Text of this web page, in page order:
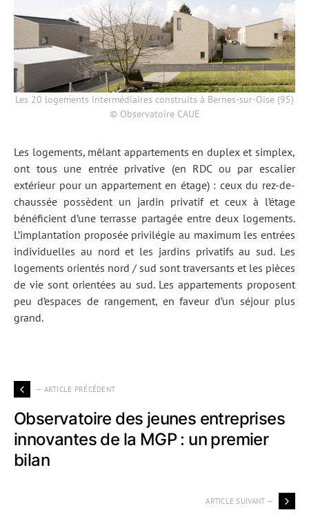
Les 20 logements intermédiaires construits à Bernes-sur-Oise (95)
© Observatoire CAUE
Les logements, mêlant appartements en duplex et simplex,
ont tous une entrée privative (en RDC ou par escalier
extérieur pour un appartement en étage) : ceux du rez-de-
chaussée possèdent un jardin privatif et ceux à l’étage
bénéficient d’une terrasse partagée entre deux logements.
L’implantation proposée privilégie au maximum les entrées
individuelles au nord et les jardins privatifs au sud. Les
logements orientés nord / sud sont traversants et les pièces
de vie sont orientées au sud. Les appartements proposent
peu d’espaces de rangement, en faveur d’un séjour plus
grand.
— ARTICLE PRÉCÉDENT
Observatoire des jeunes entreprises
innovantes de la MGP : un premier
bilan
ARTICLE SUIVANT —